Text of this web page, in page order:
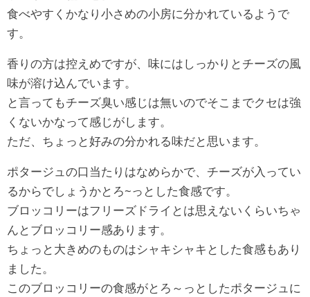
食べやすくかなり小さめの小房に分かれているようで
す。
香りの方は控えめですが、味にはしっかりとチーズの風
味が溶け込んでいます。
と言ってもチーズ臭い感じは無いのでそこまでクセは強
くないかなって感じがします。
ただ、ちょっと好みの分かれる味だと思います。
ポタージュの口当たりはなめらかで、チーズが入ってい
るからでしょうかとろ~っとした食感です。
ブロッコリーはフリーズドライとは思えないくらいちゃ
んとブロッコリー感あります。
ちょっと大きめのものはシャキシャキとした食感もあり
ました。
このブロッコリーの食感がとろ～っとしたポタージュに